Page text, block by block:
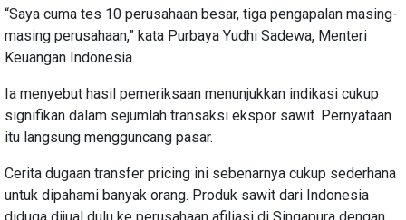
“Saya cuma tes 10 perusahaan besar, tiga pengapalan masing-
masing perusahaan,” kata Purbaya Yudhi Sadewa, Menteri
Keuangan Indonesia.
Ia menyebut hasil pemeriksaan menunjukkan indikasi cukup
signifikan dalam sejumlah transaksi ekspor sawit. Pernyataan
itu langsung mengguncang pasar.
Cerita dugaan transfer pricing ini sebenarnya cukup sederhana
untuk dipahami banyak orang. Produk sawit dari Indonesia